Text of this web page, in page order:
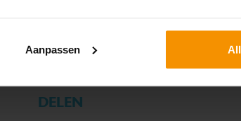
Aanpassen
DELEN